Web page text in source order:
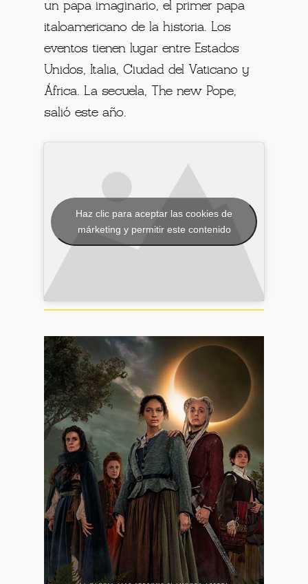
un papa imaginario, el primer papa
italoamericano de la historia. Los
eventos tienen lugar entre Estados
Unidos, Italia, Ciudad del Vaticano y
África. La secuela, The new Pope,
salió este año.
Haz clic para aceptar las cookies de
márketing y permitir este contenido